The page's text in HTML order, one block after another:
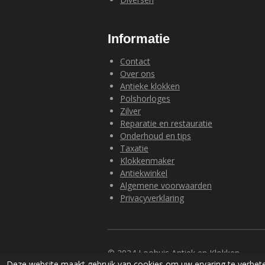
Informatie
Contact
Over ons
Antieke klokken
Polshorloges
Zilver
Reparatie en restauratie
Onderhoud en tips
Taxatie
Klokkenmaker
Antiekwinkel
Algemene voorwaarden
Privacyverklaring
© 2024 Loohuis Antiek en Klokken